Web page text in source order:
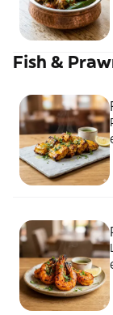
Fish &